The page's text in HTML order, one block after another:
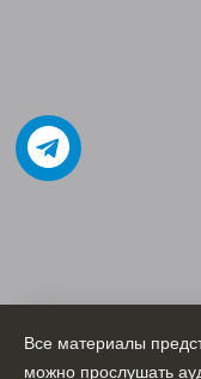
Все материалы
можно прослушать